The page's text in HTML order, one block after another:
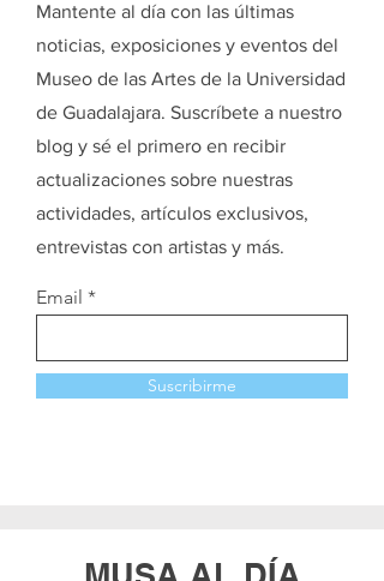
Mantente al día con las últimas
noticias, exposiciones y eventos del
Museo de las Artes de la Universidad
de Guadalajara. Suscríbete a nuestro
blog y sé el primero en recibir
actualizaciones sobre nuestras
actividades, artículos exclusivos,
entrevistas con artistas y más.
Email
Suscribirme